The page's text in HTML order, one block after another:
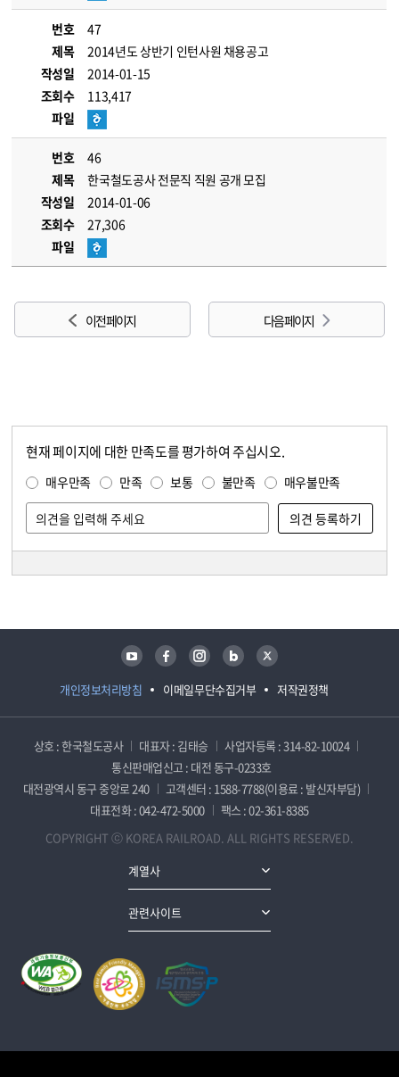
번호
47
제목
2014년도 상반기 인턴사원 채용공고
작성일
2014-01-15
조회수
113,417
파일
번호
46
제목
한국철도공사 전문직 직원 공개 모집
작성일
2014-01-06
조회수
27,306
파일
이전 페이지 다음 페이지
현재 페이지에 대한 만족도를 평가하여 주십시오.
매우만족 만족 보통 불만족 매우불만족
개인정보처리방침 이메일무단수집거부 저작권정책
유튜브 페이스북 인스타그램 블로그 트위터
상호 : 한국철도공사 대표자 : 김태승
사업자등록 : 314-82-10024
통신판매업신고 : 대전 동구-0233호
대전광역시 동구 중앙로 240
고객센터 : 1588-7788(이용료 : 발신자부담)
대표전화 : 042-472-5000
팩스 : 02-361-8385
COPYRIGHT ⓒ KOREA RAILROAD. ALL RIGHTS RESERVED.
계열사
관련사이트